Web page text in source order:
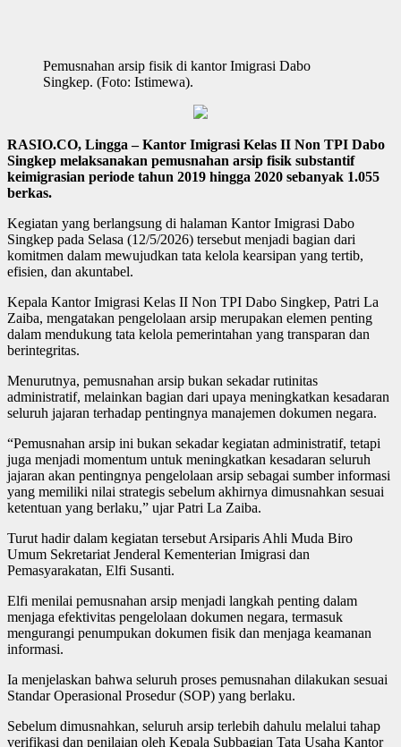
Pemusnahan arsip fisik di kantor Imigrasi Dabo
Singkep. (Foto: Istimewa).
RASIO.CO, Lingga – Kantor Imigrasi Kelas II Non TPI Dabo
Singkep melaksanakan pemusnahan arsip fisik substantif
keimigrasian periode tahun 2019 hingga 2020 sebanyak 1.055
berkas.
Kegiatan yang berlangsung di halaman Kantor Imigrasi Dabo
Singkep pada Selasa (12/5/2026) tersebut menjadi bagian dari
komitmen dalam mewujudkan tata kelola kearsipan yang tertib,
efisien, dan akuntabel.
Kepala Kantor Imigrasi Kelas II Non TPI Dabo Singkep, Patri La
Zaiba, mengatakan pengelolaan arsip merupakan elemen penting
dalam mendukung tata kelola pemerintahan yang transparan dan
berintegritas.
Menurutnya, pemusnahan arsip bukan sekadar rutinitas
administratif, melainkan bagian dari upaya meningkatkan kesadaran
seluruh jajaran terhadap pentingnya manajemen dokumen negara.
“Pemusnahan arsip ini bukan sekadar kegiatan administratif, tetapi
juga menjadi momentum untuk meningkatkan kesadaran seluruh
jajaran akan pentingnya pengelolaan arsip sebagai sumber informasi
yang memiliki nilai strategis sebelum akhirnya dimusnahkan sesuai
ketentuan yang berlaku,” ujar Patri La Zaiba.
Turut hadir dalam kegiatan tersebut Arsiparis Ahli Muda Biro
Umum Sekretariat Jenderal Kementerian Imigrasi dan
Pemasyarakatan, Elfi Susanti.
Elfi menilai pemusnahan arsip menjadi langkah penting dalam
menjaga efektivitas pengelolaan dokumen negara, termasuk
mengurangi penumpukan dokumen fisik dan menjaga keamanan
informasi.
Ia menjelaskan bahwa seluruh proses pemusnahan dilakukan sesuai
Standar Operasional Prosedur (SOP) yang berlaku.
Sebelum dimusnahkan, seluruh arsip terlebih dahulu melalui tahap
verifikasi dan penilaian oleh Kepala Subbagian Tata Usaha Kantor